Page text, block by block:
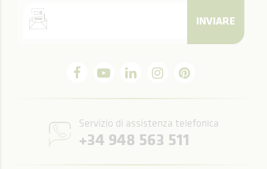
INVIARE
Servizio di assistenza telefonica
+34 948 563 511